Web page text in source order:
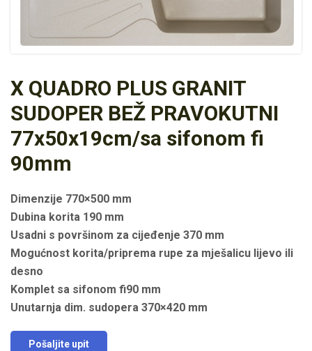
X QUADRO PLUS GRANIT
SUDOPER BEŽ PRAVOKUTNI
77x50x19cm/sa sifonom fi
90mm
Dimenzije 770×500 mm
Dubina korita 190 mm
Usadni s površinom za cijeđenje 370 mm
Mogućnost korita/priprema rupe za mješalicu lijevo ili
desno
Komplet sa sifonom fi90 mm
Unutarnja dim. sudopera 370×420 mm
Pošaljite upit